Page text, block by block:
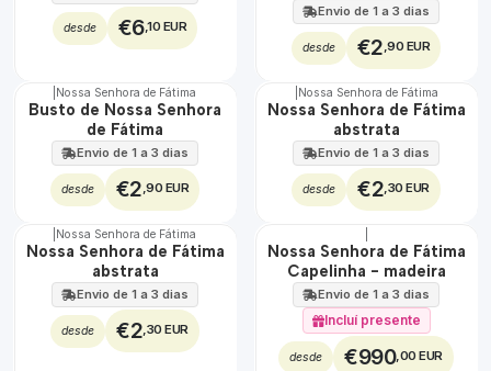
desde €6,10 EUR
Envio de 1 a 3 dias
desde €2,90 EUR
Nossa Senhora de Fátima
Busto de Nossa Senhora
de Fátima
Envio de 1 a 3 dias
desde €2,90 EUR
Nossa Senhora de Fátima
Nossa Senhora de Fátima
abstrata
Envio de 1 a 3 dias
desde €2,30 EUR
Nossa Senhora de Fátima
Nossa Senhora de Fátima
abstrata
Envio de 1 a 3 dias
desde €2,30 EUR
🇵🇹
100%
EXCLUSIVO
Nossa Senhora de Fátima
Capelinha - madeira
Envio de 1 a 3 dias
Incluí presente
desde €990,00 EUR